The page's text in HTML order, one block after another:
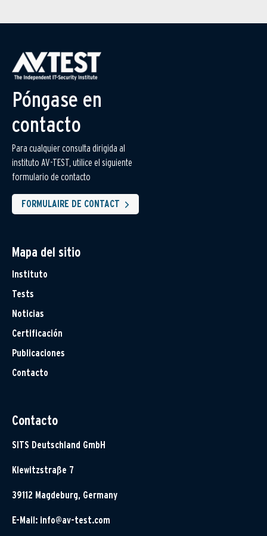
Póngase en
contacto
Para cualquier consulta dirigida al
instituto AV-TEST, utilice el siguiente
formulario de contacto
FORMULAIRE DE CONTACT
Mapa del sitio
Instituto
Tests
Noticias
Certificación
Publicaciones
Contacto
Contacto
SITS Deutschland GmbH
Klewitzstraße 7
39112 Magdeburg, Germany
E-Mail: info@av-test.com